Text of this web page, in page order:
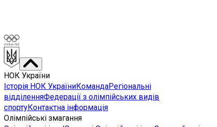
НОК України
Історія НОК УкраїниКомандаРегіональні
відділенняФедерації з олімпійських видів
спортуКонтактна інформація
Олімпійські змагання